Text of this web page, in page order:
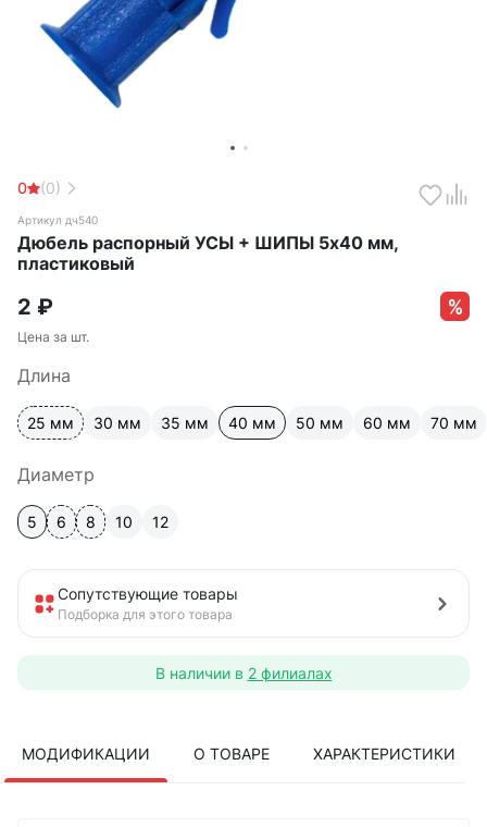
0 (0)
Артикул дч540
Дюбель распорный УСЫ + ШИПЫ 5х40 мм,
пластиковый
2 ₽
Цена за шт.
Длина
25 мм 30 мм 35 мм 40 мм 50 мм 60 мм 70 мм
Диаметр
5 6 8 10 12
Сопутствующие товары
Подборка для этого товара
В наличии в 2 филиалах
МОДИФИКАЦИИ О ТОВАРЕ ХАРАКТЕРИСТИКИ